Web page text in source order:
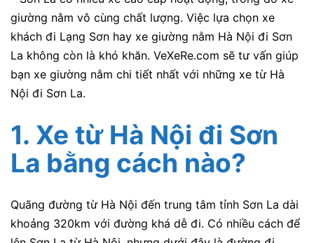
giường nằm vô cùng chất lượng. Việc lựa chọn xe
khách đi Lạng Sơn hay xe giường nằm Hà Nội đi Sơn
La không còn là khó khăn. VeXeRe.com sẽ tư vấn giúp
bạn xe giường nằm chi tiết nhất với những xe từ Hà
Nội đi Sơn La.
1. Xe từ Hà Nội đi Sơn
La bằng cách nào?
Quãng đường từ Hà Nội đến trung tâm tỉnh Sơn La dài
khoảng 320km với đường khá dễ đi. Có nhiều cách để